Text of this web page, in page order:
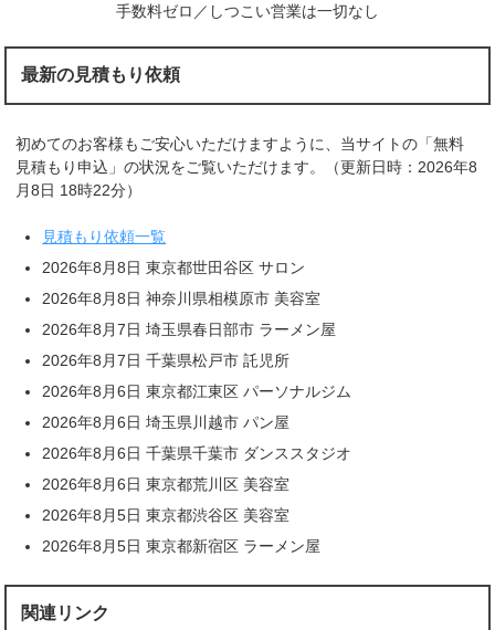
手数料ゼロ／しつこい営業は一切なし
最新の見積もり依頼
初めてのお客様もご安心いただけますように、当サイトの「無料
見積もり申込」の状況をご覧いただけます。（更新日時：2026年8
月8日 18時22分）
見積もり依頼一覧
2026年8月8日 東京都世田谷区 サロン
2026年8月8日 神奈川県相模原市 美容室
2026年8月7日 埼玉県春日部市 ラーメン屋
2026年8月7日 千葉県松戸市 託児所
2026年8月6日 東京都江東区 パーソナルジム
2026年8月6日 埼玉県川越市 パン屋
2026年8月6日 千葉県千葉市 ダンススタジオ
2026年8月6日 東京都荒川区 美容室
2026年8月5日 東京都渋谷区 美容室
2026年8月5日 東京都新宿区 ラーメン屋
関連リンク